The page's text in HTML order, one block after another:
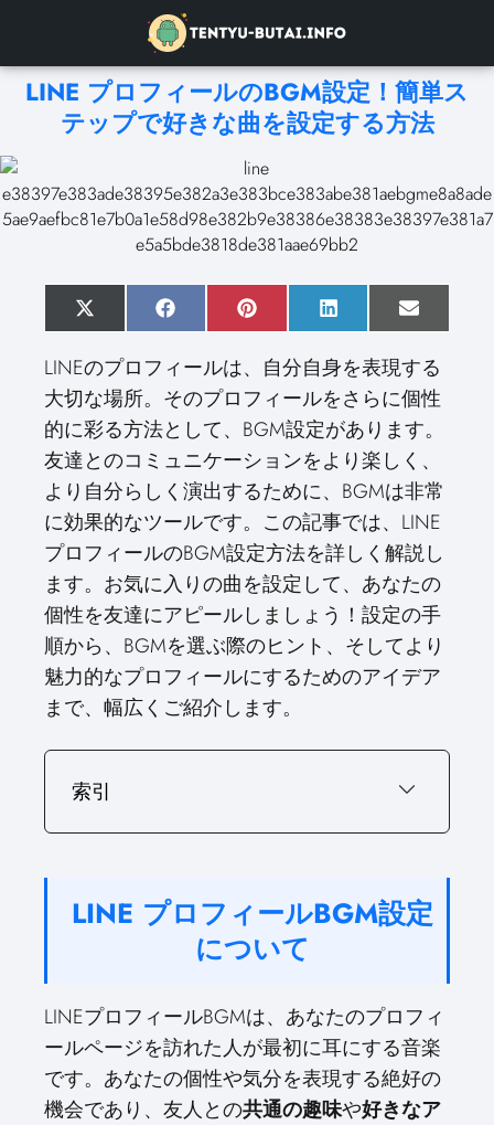
LINE プロフィールのBGM設定！簡単ス
テップで好きな曲を設定する方法
S
h
r
o
n
X
(
w
t
t
e
r
)
S
h
r
e
o
n
F
a
e
b
o
o
k
S
h
e
o
n
P
i
e
r
e
s
t
S
h
r
o
n
L
i
k
d
I
n
S
h
r
e
o
n
E
m
i
l
LINEのプロフィールは、自分自身を表現する
大切な場所。そのプロフィールをさらに個性
的に彩る方法として、BGM設定があります。
友達とのコミュニケーションをより楽しく、
より自分らしく演出するために、BGMは非常
に効果的なツールです。この記事では、LINE
プロフィールのBGM設定方法を詳しく解説し
ます。お気に入りの曲を設定して、あなたの
個性を友達にアピールしましょう！設定の手
順から、BGMを選ぶ際のヒント、そしてより
魅力的なプロフィールにするためのアイデア
まで、幅広くご紹介します。
索引
LINE プロフィールBGM設定
について
LINEプロフィールBGMは、あなたのプロフィ
ールページを訪れた人が最初に耳にする音楽
です。あなたの個性や気分を表現する絶好の
機会であり、友人との共通の趣味や好きなア